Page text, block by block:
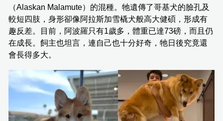
（Alaskan Malamute）的混種。牠遺傳了哥基犬的臉孔及
較短四肢，身形卻像阿拉斯加雪橇犬般高大健碩，形成有
趣反差。目前，阿波羅只有1歲多，體重已達73磅，而且仍
在成長。飼主也坦言，連自己也十分好奇，牠日後究竟還
會長得多大。